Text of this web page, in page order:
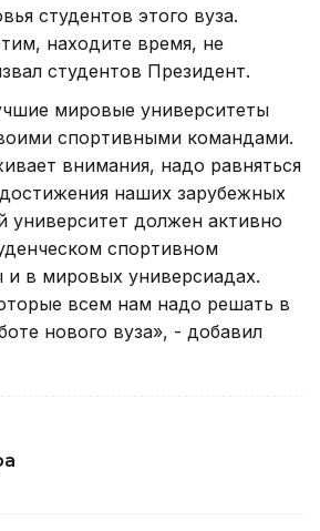
студентов этого вуза.
находите время, не
студентов Президент.
мировые университеты
спортивными командами.
внимания, надо равняться
наших зарубежных
университет должен активно
спортивном
в мировых универсиадах.
всем нам надо решать в
нового вуза», - добавил